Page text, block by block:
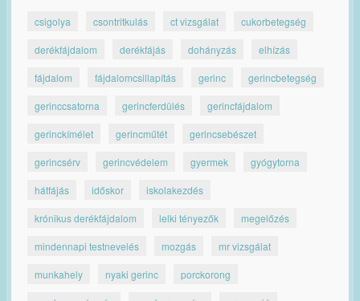
csigolya csontritkulás ct vizsgálat cukorbetegség
derékfájdalom derékfájás dohányzás elhízás
fájdalom fájdalomcsillapítás gerinc gerincbetegség
gerinccsatorna gerincferdülés gerincfájdalom
gerinckímélet gerincműtét gerincsebészet
gerincsérv gerincvédelem gyermek gyógytorna
hátfájás időskor iskolakezdés
krónikus derékfájdalom lelki tényezők megelőzés
mindennapi testnevelés mozgás mr vizsgálat
munkahely nyaki gerinc porckorong